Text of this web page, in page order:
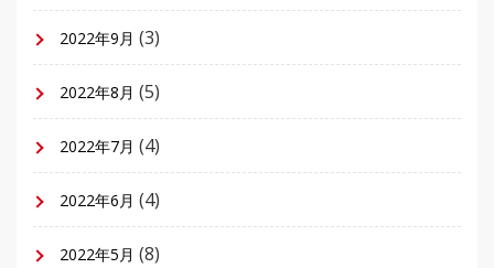
2022年9月 (3)
2022年8月 (5)
2022年7月 (4)
2022年6月 (4)
2022年5月 (8)